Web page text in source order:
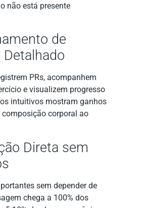
não está presente
de
PRs, acompanhem
e visualizem progresso
intuitivos mostram ganhos
corporal ao
Direta sem
sem depender de
chega a 100% dos